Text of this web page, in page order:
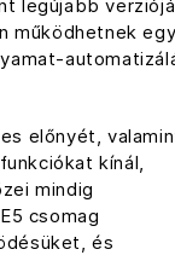
legújabb
működhetnek
előnyét,
kínál,
mindig
csomag
és